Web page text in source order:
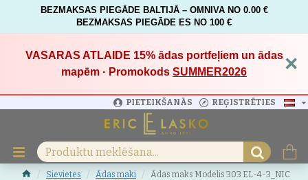
BEZMAKSAS PIEGĀDE BALTIJĀ – OMNIVA NO 0.00 €
BEZMAKSAS PIEGĀDE ES NO 100 €
VASARAS ATLAIDE 15%ādas portfeļiem un ādas
mapēm · Promokods SUMMER2026 ×
PIETEIKŠANĀS REĢISTRĒTIES
Sievietes Ādas maki Ādas maks Modelis 303 EL-4-3_NIC